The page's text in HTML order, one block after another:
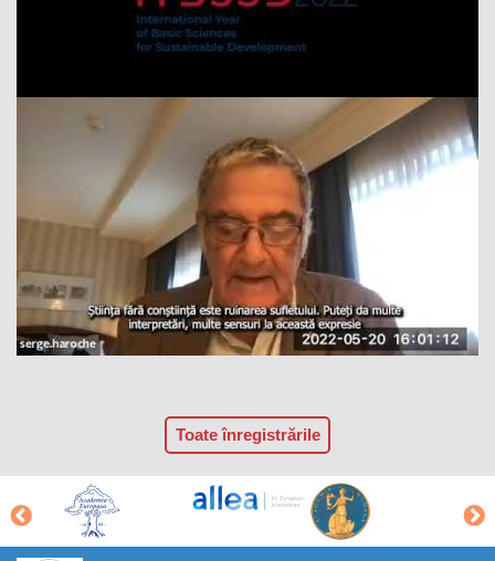
Toate înregistrările
https://propletenie.ru/